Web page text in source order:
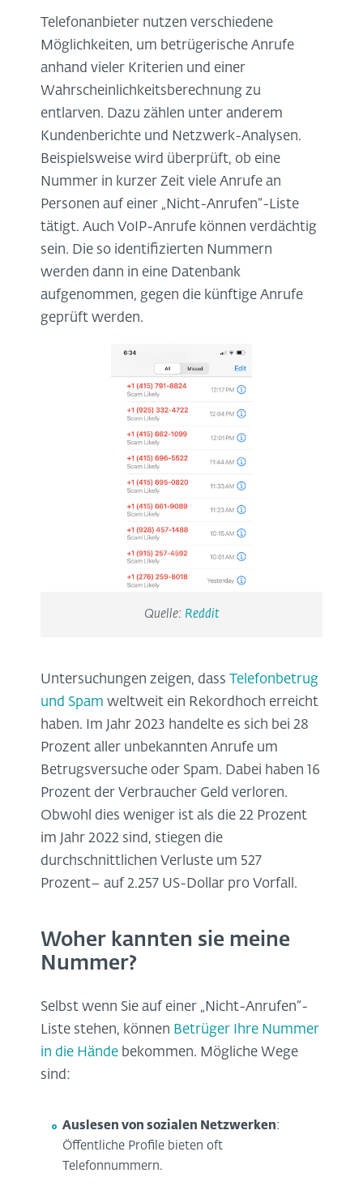
Telefonanbieter nutzen verschiedene
Möglichkeiten, um betrügerische Anrufe
anhand vieler Kriterien und einer
Wahrscheinlichkeitsberechnung zu
entlarven. Dazu zählen unter anderem
Kundenberichte und Netzwerk-Analysen.
Beispielsweise wird überprüft, ob eine
Nummer in kurzer Zeit viele Anrufe an
Personen auf einer „Nicht-Anrufen“-Liste
tätigt. Auch VoIP-Anrufe können verdächtig
sein. Die so identifizierten Nummern
werden dann in eine Datenbank
aufgenommen, gegen die künftige Anrufe
geprüft werden.
Quelle: Reddit
Untersuchungen zeigen, dass Telefonbetrug
und Spam weltweit ein Rekordhoch erreicht
haben. Im Jahr 2023 handelte es sich bei 28
Prozent aller unbekannten Anrufe um
Betrugsversuche oder Spam. Dabei haben 16
Prozent der Verbraucher Geld verloren.
Obwohl dies weniger ist als die 22 Prozent
im Jahr 2022 sind, stiegen die
durchschnittlichen Verluste um 527
Prozent– auf 2.257 US-Dollar pro Vorfall.
Woher kannten sie meine
Nummer?
Selbst wenn Sie auf einer „Nicht-Anrufen“-
Liste stehen, können Betrüger Ihre Nummer
in die Hände bekommen. Mögliche Wege
sind:
Auslesen von sozialen Netzwerken:
Öffentliche Profile bieten oft
Telefonnummern.